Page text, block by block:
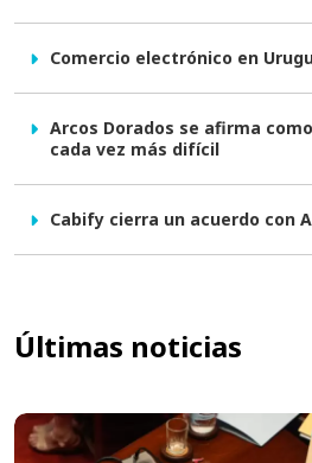
Comercio electrónico en
Arcos Dorados se afirma
cada vez más difícil
Cabify cierra un acuerdo con
Últimas noticias